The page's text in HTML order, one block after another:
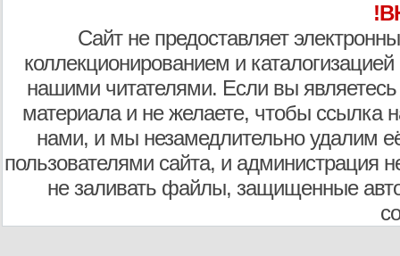
Сайт не предоставляет
коллекционированием и
нашими читателями. Если вы являетесь
материала и не желаете, чтобы ссылка
нами, и мы незамедлительно удалим
пользователями сайта, и администрация
не заливать файлы, защищенные